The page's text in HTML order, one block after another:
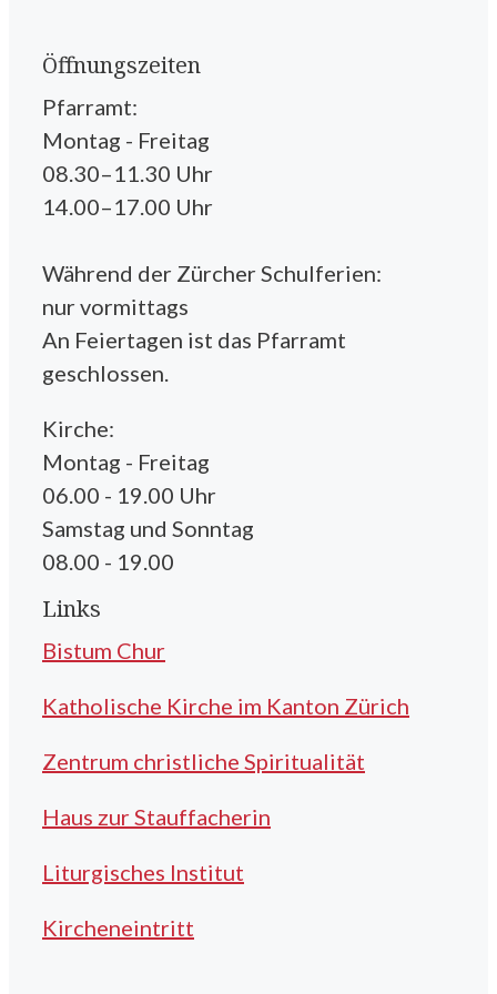
Öffnungszeiten
Pfarramt:
Montag - Freitag
08.30–11.30 Uhr
14.00–17.00 Uhr
Während der Zürcher Schulferien:
nur vormittags
An Feiertagen ist das Pfarramt
geschlossen.
Kirche:
Montag - Freitag
06.00 - 19.00 Uhr
Samstag und Sonntag
08.00 - 19.00
Links
Bistum Chur
Katholische Kirche im Kanton Zürich
Zentrum christliche Spiritualität
Haus zur Stauffacherin
Liturgisches Institut
Kircheneintritt